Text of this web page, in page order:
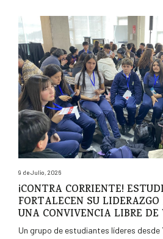
9 de Julio, 2026
¡CONTRA CORRIENTE!
FORTALECEN SU
UNA CONVIVENCIA LIBRE
Un grupo de estudiantes líderes